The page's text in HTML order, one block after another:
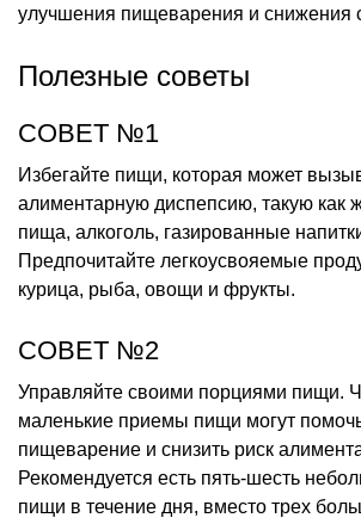
улучшения пищеварения и снижения
Полезные советы
СОВЕТ №1
Избегайте пищи, которая может
алиментарную диспепсию, такую как
пища, алкоголь, газированные
Предпочитайте легкоусвояемые
курица, рыба, овощи и фрукты.
СОВЕТ №2
Управляйте своими порциями пищи.
маленькие приемы пищи могут
пищеварение и снизить риск
Рекомендуется есть пять-шесть
пищи в течение дня, вместо трех